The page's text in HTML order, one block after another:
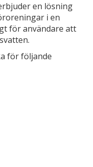
en lösning
i en
för användare att
för följande